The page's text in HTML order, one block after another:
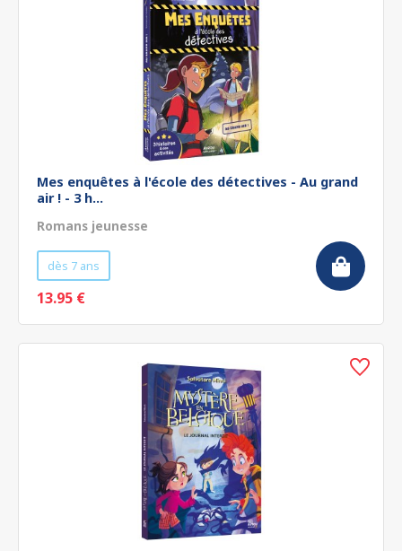
Mes enquêtes à l'école des détectives - Au grand
air ! - 3 h...
Romans jeunesse
dès 7 ans
13.95 €